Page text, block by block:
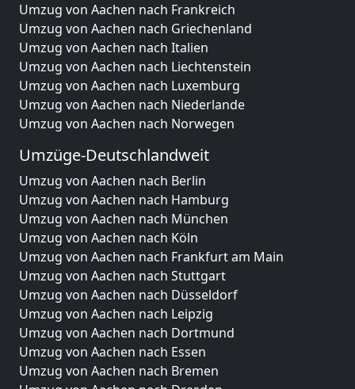
Umzug von Aachen nach Frankreich
Umzug von Aachen nach Griechenland
Umzug von Aachen nach Italien
Umzug von Aachen nach Liechtenstein
Umzug von Aachen nach Luxemburg
Umzug von Aachen nach Niederlande
Umzug von Aachen nach Norwegen
Umzüge-Deutschlandweit
Umzug von Aachen nach Berlin
Umzug von Aachen nach Hamburg
Umzug von Aachen nach München
Umzug von Aachen nach Köln
Umzug von Aachen nach Frankfurt am Main
Umzug von Aachen nach Stuttgart
Umzug von Aachen nach Düsseldorf
Umzug von Aachen nach Leipzig
Umzug von Aachen nach Dortmund
Umzug von Aachen nach Essen
Umzug von Aachen nach Bremen